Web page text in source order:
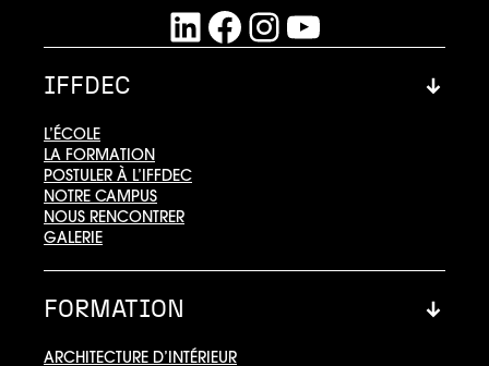
LinkedIn
Facebook
Instagram
YouTube
IFFDEC
L’ÉCOLE
LA FORMATION
POSTULER À L’IFFDEC
NOTRE CAMPUS
NOUS RENCONTRER
GALERIE
FORMATION
ARCHITECTURE D’INTÉRIEUR